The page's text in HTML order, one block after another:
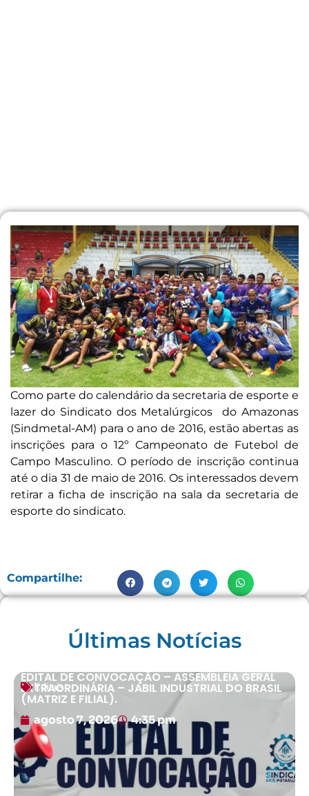
Como parte do calendário da secretaria de esporte e
lazer do Sindicato dos Metalúrgicos do Amazonas
(Sindmetal-AM) para o ano de 2016, estão abertas as
inscrições para o 12º Campeonato de Futebol de
Campo Masculino. O período de inscrição continua
até o dia 31 de maio de 2016. Os interessados devem
retirar a ficha de inscrição na sala da secretaria de
esporte do sindicato.
Compartilhe:
Últimas Notícias
Editais
EDITAL DE CONVOCAÇÃO – ASSEMBLEIA GERAL
EXTRAORDINÁRIA – JABIL INDUSTRIAL DO BRASIL
(MATRIZ E FILIAL).
agosto 7, 2026 4:35 pm